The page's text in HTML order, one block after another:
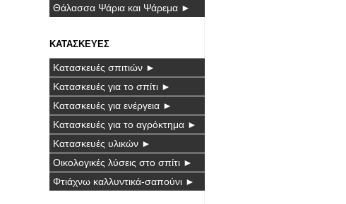
Θάλασσα Ψάρια και Ψάρεμα ►
ΚΑΤΑΣΚΕΥΕΣ
Κατασκευές σπιτιών ►
Κατασκευές για το σπίτι ►
Κατασκευές για ενέργεια ►
Κατασκευές για το αγρόκτημα ►
Κατασκευές υλικών ►
Οικολογικές λύσεις στο σπίτι ►
Φτιάχνω καλλυντικά-σαπούνι ►